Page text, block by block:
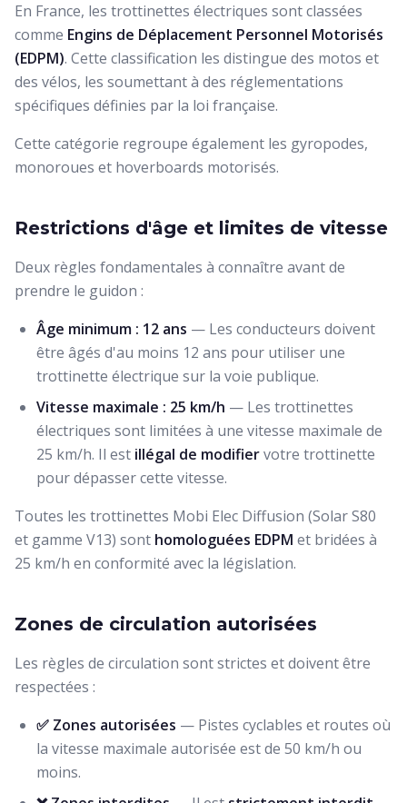
En France, les trottinettes électriques sont classées
comme Engins de Déplacement Personnel Motorisés
(EDPM). Cette classification les distingue des motos et
des vélos, les soumettant à des réglementations
spécifiques définies par la loi française.
Cette catégorie regroupe également les gyropodes,
monoroues et hoverboards motorisés.
Restrictions d'âge et limites de vitesse
Deux règles fondamentales à connaître avant de
prendre le guidon :
Âge minimum : 12 ans — Les conducteurs doivent
être âgés d'au moins 12 ans pour utiliser une
trottinette électrique sur la voie publique.
Vitesse maximale : 25 km/h — Les trottinettes
électriques sont limitées à une vitesse maximale de
25 km/h. Il est illégal de modifiervotre trottinette
pour dépasser cette vitesse.
Toutes les trottinettes Mobi Elec Diffusion (Solar S80
et gamme V13) sont homologuées EDPM et bridées à
25 km/h en conformité avec la législation.
Zones de circulation autorisées
Les règles de circulation sont strictes et doivent être
respectées :
✅ Zones autorisées — Pistes cyclables et routes où
la vitesse maximale autorisée est de 50 km/h ou
moins.